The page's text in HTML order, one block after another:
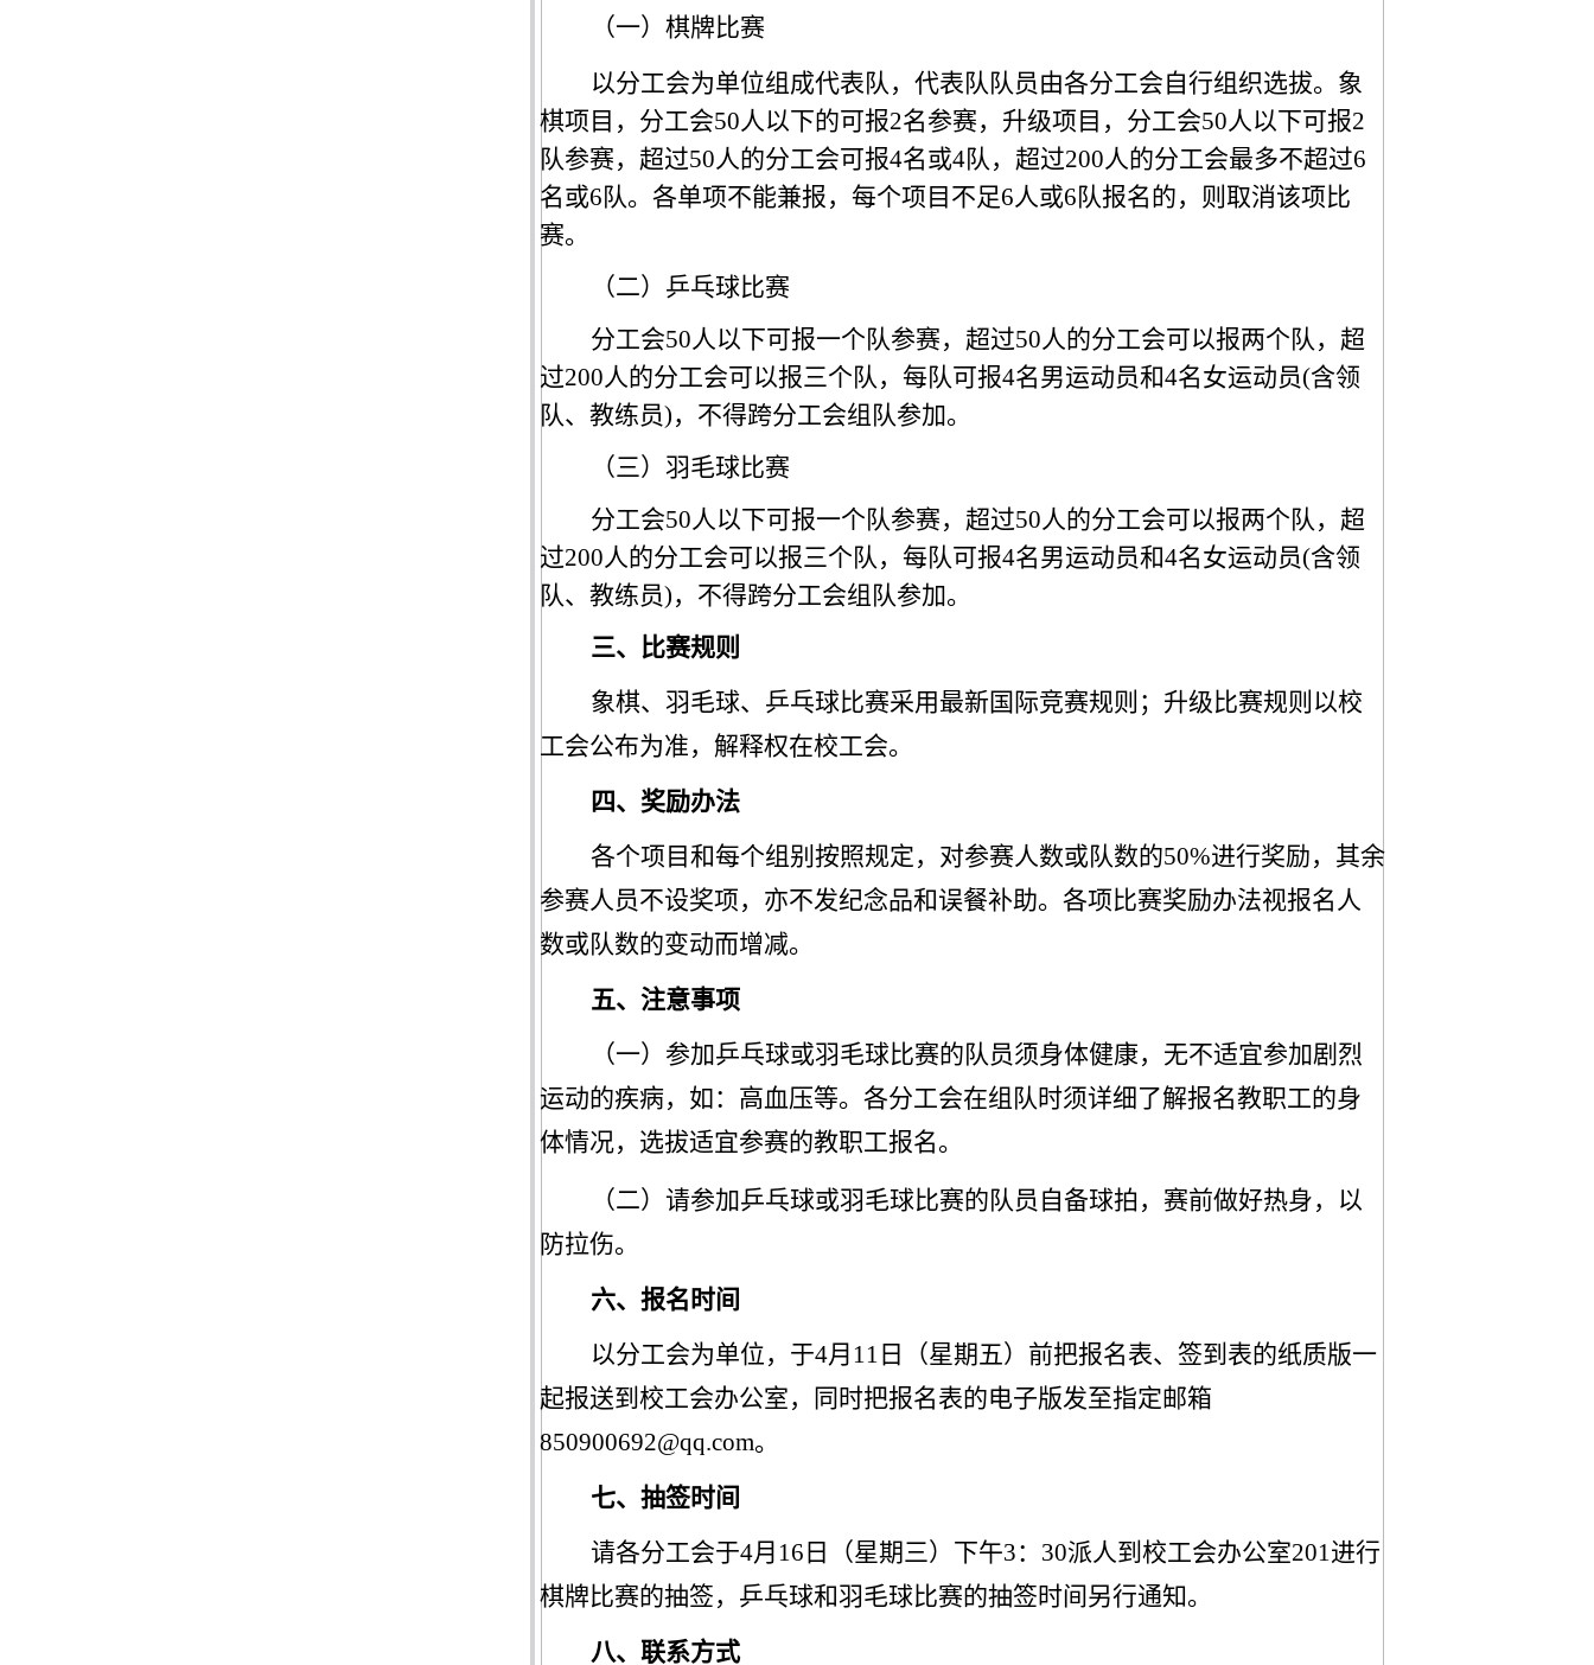
（一）棋牌 比赛
以分工会为单位组成代表队，代表队队员由各分工会自行组织选拔。象
棋项目，分工会50人以下的可报2名参赛，升级项目，分工会50人以下可报2
队参赛，超过50人的分工会可报4名或4队，超过200人的分工会最多不超过6
名或6队。各单项不能兼报，每个项目不足6人或6队报名的，则取消该项比
赛。
（二）乒乓球比赛
分工会50人以下可报一个队参赛，超过50人的分工会可以报两个队，超
过200人的分工会可以报三个队，每队可报4名男运动员和4名女运动员(含领
队、教练员)，不得跨分工会组队参加。
（三）羽毛球比赛
分工会50人以下可报一个队参赛，超过50人的分工会可以报两个队，超
过200人的分工会可以报三个队，每队可报4名男运动员和4名女运动员(含领
队、教练员)，不得跨分工会组队参加。
三、比赛规则
象棋、羽毛球、 乒乓球比赛采用最新国际竞赛规则；升级比赛规则以校
工会公布为准，解释权在校工会。
四、奖励办法
各个项目和每个组别按照规定， 对参赛人数或队数的50%进行奖励，其余
参赛人员不设奖项，亦不发纪念品和误餐补助。 各项比赛奖励办法视报名人
数或队数的变动而增减。
五、注意事项
（一）参加乒乓球或羽毛球比赛的队员须身体健康，无不适宜参加剧烈
运动的疾病，如：高血压等。各分工会在组队时须详细了解报名教职工的身
体情况，选拔适宜参赛的教职工报名。
（二）请参加乒乓球或羽毛球比赛的队员自备球拍，赛前做好热身，以
防拉伤。
六、报名时间
以分工会为单位，于4月 11 日（星期 五） 前把报名表、 签到表的纸质版一
起报送到校工会办公室，同时把报名表的电子版发至指定邮箱
850900692@qq.com。
七、抽签时间
请各分工会于4月 16 日（星期三） 下午3： 30派人到校工会办公室201进行
棋牌 比赛的抽签， 乒乓球和羽毛球比赛的抽签时间另行通知。
八、联系方式